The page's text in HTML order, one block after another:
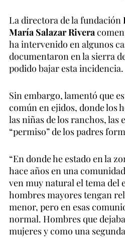
La directora de la fundación
María Salazar Rivera
ha intervenido en algunos
documentaron en la sierra
podido bajar esta incidencia.
Sin embargo, lamentó que
común en ejidos, donde los
las niñas de los ranchos, las
“permiso” de los padres
“En donde he estado en la
hace años en una
ven muy natural el tema del
hombres mayores tengan
menor, pero en esas
normal. Hombres que
mujeres y como una